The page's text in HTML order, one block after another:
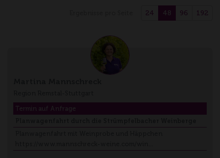
24 48 96 192
Termin auf Anfrage